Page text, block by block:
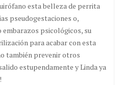
esta belleza de perrita
pseudogestaciones o,
psicológicos, su
para acabar con esta
también prevenir otros
estupendamente y Linda ya